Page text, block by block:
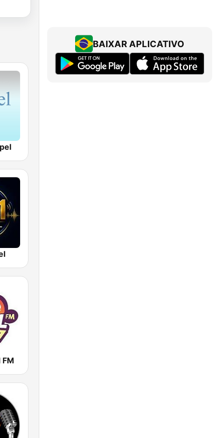
FM
BAIXAR APLICATIVO